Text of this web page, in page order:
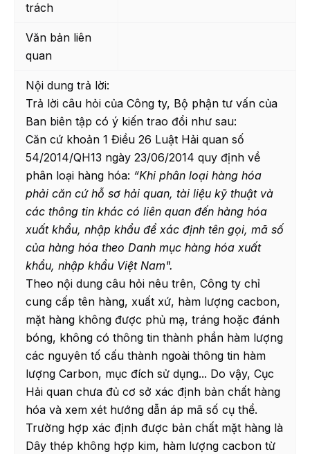
trách
Văn bản liên
quan
Nội dung trả lời:
Trả lời câu hỏi của Công ty, Bộ phận tư vấn của
Ban biên tập có ý kiến trao đổi như sau:
Căn cứ khoản 1 Điều 26 Luật Hải quan số
54/2014/QH13 ngày 23/06/2014 quy định về
phân loại hàng hóa: “Khi phân loại hàng hóa
phải căn cứ hỗ sơ hải quan, tài liệu kỹ thuật và
các thông tin khác có liên quan đến hàng hóa
xuất khẩu, nhập khẩu để xác định tên gọi, mã số
của hàng hóa theo Danh mục hàng hóa xuất
khẩu, nhập khẩu Việt Nam".
Theo nội dung câu hỏi nêu trên, Công ty chỉ
cung cấp tên hàng, xuất xứ, hàm lượng cacbon,
mặt hàng không được phủ mạ, tráng hoặc đánh
bóng, không có thông tin thành phần hàm lượng
các nguyên tố cấu thành ngoài thông tin hàm
lượng Carbon, mục đích sử dụng... Do vậy, Cục
Hải quan chưa đủ cơ sở xác định bản chất hàng
hóa và xem xét hướng dẫn áp mã số cụ thể.
Trường hợp xác định được bản chất mặt hàng là
Dây thép không hợp kim, hàm lượng cacbon từ